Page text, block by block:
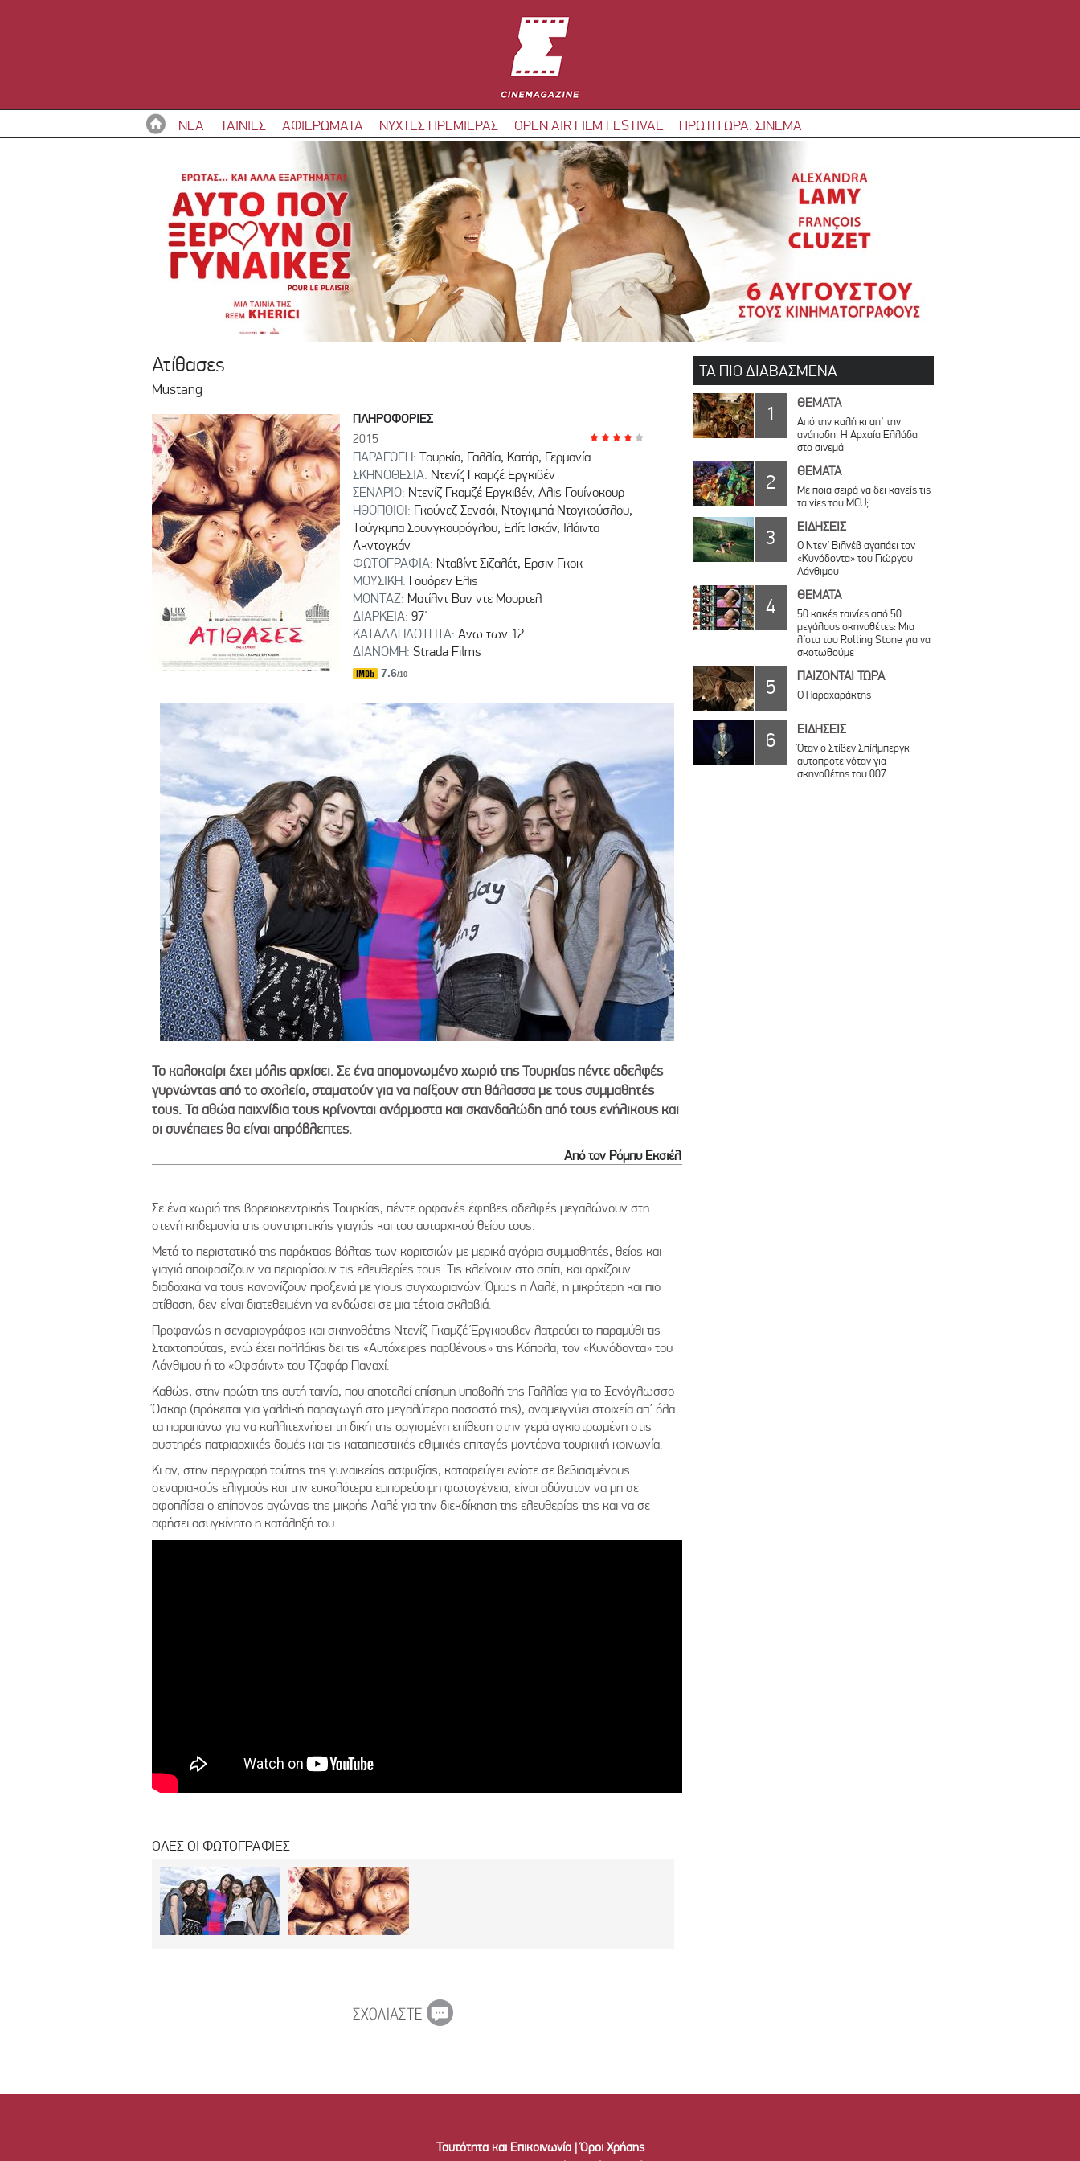
ΝΕΑ ΤΑΙΝΙΕΣ ΑΦΙΕΡΩΜΑΤΑ ΝΥΧΤΕΣ ΠΡΕΜΙΕΡΑΣ OPEN AIR FILM FESTIVAL ΠΡΩΤΗ ΩΡΑ: ΣΙΝΕΜΑ
Ατίθασες
Mustang
ΠΛΗΡΟΦΟΡΙΕΣ
2015
ΠΑΡΑΓΩΓΗ: Τουρκία, Γαλλία, Κατάρ, Γερμανία
ΣΚΗΝΟΘΕΣΙΑ: Ντενίζ Γκαμζέ Εργκιβέν
ΣΕΝΑΡΙΟ: Ντενίζ Γκαμζέ Εργκιβέν, Αλις Γουίνοκουρ
ΗΘΟΠΟΙΟΙ: Γκούνεζ Σενσόι, Ντογκμπά Ντογκούσλου,
Τούγκμπα Σουνγκουρόγλου, Ελίτ Ισκάν, Ιλάιντα
Ακντογκάν
ΦΩΤΟΓΡΑΦΙΑ: Νταβίντ Σιζαλέτ, Ερσιν Γκοκ
ΜΟΥΣΙΚΗ: Γουόρεν Ελις
ΜΟΝΤΑΖ: Ματίλντ Βαν ντε Μουρτελ
ΔΙΑΡΚΕΙΑ: 97'
ΚΑΤΑΛΛΗΛΟΤΗΤΑ: Ανω των 12
ΔΙΑΝΟΜΗ: Strada Films
7.6/10
Το καλοκαίρι έχει μόλις αρχίσει. Σε ένα απομονωμένο χωριό της Τουρκίας πέντε αδελφές
γυρνώντας από το σχολείο, σταματούν για να παίξουν στη θάλασσα με τους συμμαθητές
τους. Τα αθώα παιχνίδια τους κρίνονται ανάρμοστα και σκανδαλώδη από τους ενήλικους και
οι συνέπειες θα είναι απρόβλεπτες.
Από τον Ρόμπυ Εκσιέλ
Σε ένα χωριό της βορειοκεντρικής Τουρκίας, πέντε ορφανές έφηβες αδελφές μεγαλώνουν στη
στενή κηδεμονία της συντηρητικής γιαγιάς και του αυταρχικού θείου τους.
Μετά το περιστατικό της παράκτιας βόλτας των κοριτσιών με μερικά αγόρια συμμαθητές, θείος και
γιαγιά αποφασίζουν να περιορίσουν τις ελευθερίες τους. Τις κλείνουν στο σπίτι, και αρχίζουν
διαδοχικά να τους κανονίζουν προξενιά με γιους συγχωριανών. Όμως η Λαλέ, η μικρότερη και πιο
ατίθαση, δεν είναι διατεθειμένη να ενδώσει σε μια τέτοια σκλαβιά.
Προφανώς η σεναριογράφος και σκηνοθέτης Ντενίζ Γκαμζέ Έργκιουβεν λατρεύει το παραμύθι τις
Σταχτοπούτας, ενώ έχει πολλάκις δει τις «Αυτόχειρες παρθένους» της Κόπολα, τον «Κυνόδοντα» του
Λάνθιμου ή το «Οφσάιντ» του Τζαφάρ Παναχί.
Καθώς, στην πρώτη της αυτή ταινία, που αποτελεί επίσημη υποβολή της Γαλλίας για το Ξενόγλωσσο
Όσκαρ (πρόκειται για γαλλική παραγωγή στο μεγαλύτερο ποσοστό της), αναμειγνύει στοιχεία απ’ όλα
τα παραπάνω για να καλλιτεχνήσει τη δική της οργισμένη επίθεση στην γερά αγκιστρωμένη στις
αυστηρές πατριαρχικές δομές και τις καταπιεστικές εθιμικές επιταγές μοντέρνα τουρκική κοινωνία.
Κι αν, στην περιγραφή τούτης της γυναικείας ασφυξίας, καταφεύγει ενίοτε σε βεβιασμένους
σεναριακούς ελιγμούς και την ευκολότερα εμπορεύσιμη φωτογένεια, είναι αδύνατον να μη σε
αφοπλίσει ο επίπονος αγώνας της μικρής Λαλέ για την διεκδίκηση της ελευθερίας της και να σε
αφήσει ασυγκίνητο η κατάληξή του.
ΟΛΕΣ ΟΙ ΦΩΤΟΓΡΑΦΙΕΣ
ΤΑ ΠΙΟ ΔΙΑΒΑΣΜΕΝΑ
1 ΘΕΜΑΤΑ
Από την καλή κι απ’ την
ανάποδη: Η Αρχαία Ελλάδα
στο σινεμά
2 ΘΕΜΑΤΑ
Με ποια σειρά να δει κανείς τις
ταινίες του MCU;
3 ΕΙΔΗΣΕΙΣ
Ο Ντενί Βιλνέβ αγαπάει τον
«Κυνόδοντα» του Γιώργου
Λάνθιμου
4 ΘΕΜΑΤΑ
50 κακές ταινίες από 50
μεγάλους σκηνοθέτες: Μια
λίστα του Rolling Stone για να
σκοτωθούμε
5 ΠΑΙΖΟΝΤΑΙ ΤΩΡΑ
Ο Παραχαράκτης
6 ΕΙΔΗΣΕΙΣ
Όταν ο Στίβεν Σπίλμπεργκ
αυτοπροτεινόταν για
σκηνοθέτης του 007
Ταυτότητα και Επικοινωνία|Όροι Χρήσης